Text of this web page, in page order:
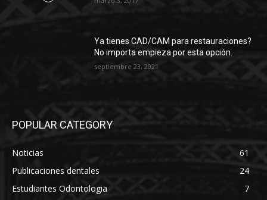
Ya tienes CAD/CAM para restauraciones?
No importa empieza por esta opción.
septiembre 23, 2021
POPULAR CATEGORY
Noticias
61
Publicaciones dentales
24
Estudiantes Odontologia
7